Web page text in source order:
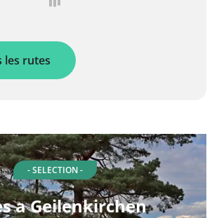
les rutes
- SELECTION -
a Geilenkirchen